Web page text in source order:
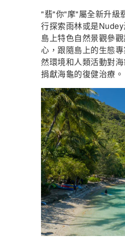
"翡"你"摩"屬全新升級
行探索雨林或是
島上特色自然景觀參
心，跟隨島上的生態
然環境和人類活動對
捐獻海龜的復健治療。